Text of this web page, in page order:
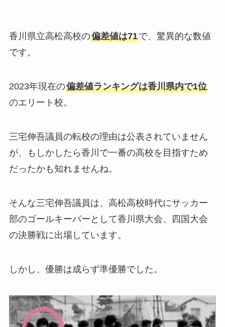
香川県立高松高校の偏差値は71で、驚異的な数値
です。
2023年現在の偏差値ランキングは香川県内で1位
のエリート校。
三宅伸吾議員の転校の理由は公表されていません
が、もしかしたら香川で一番の高校を目指すため
だったかも知れませんね。
そんな三宅伸吾議員は、高松高校時代にサッカー
部のゴールキーパーとして香川県大会、四国大会
の決勝戦に出場しています。
しかし、優勝は成らず準優勝でした。